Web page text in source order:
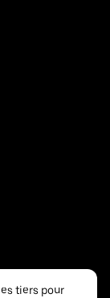
tiers pour